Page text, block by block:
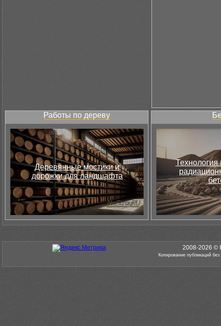
Работы по дереву
Деревянные мостики и
дорожки для ландшафта
Технология
2008-2026 ©
Копирование публикаций